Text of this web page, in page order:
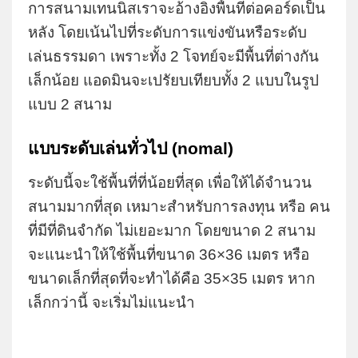
การสนามเทนนิสเราจะอ้างอิงพื้นที่ต่อคอร์ดเป็น
หลัง โดยเน้นไปที่ระดับการแข่งขันหรือระดับ
เล่นธรรมดา เพราะทั้ง 2 โจทย์จะมีพื้นที่ต่างกัน
เล็กน้อย แอดมินจะเปรัยบเทียบทั้ง 2 แบบในรูป
แบบ 2 สนาม
แบบระดับเล่นทั่วไป (nomal)
ระดับนี้จะใช้พื้นที่ที่น้อยที่สุด เพื่อให้ได้จำนวน
สนามมากที่สุด เหมาะสำหรับการลงทุน หรือ คน
ที่มีที่ดินจำกัด ไม่เยอะมาก โดยขนาด 2 สนาม
จะแนะนำให้ใช้พื้นที่ขนาด 36×36 เมตร หรือ
ขนาดเล็กที่สุดที่จะทำได้คือ 35×35 เมตร หาก
เล็กกว่านี้ จะเริ่มไม่แนะนำ